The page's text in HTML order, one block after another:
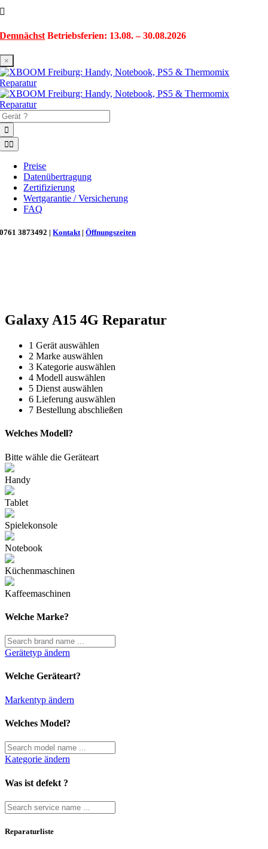
springen
Demnächst Betriebsferien: 13.08. – 30.08.2026
×
Toggle
Navigation
Preise
Datenübertragung
Zertifizierung
Wertgarantie / Versicherung
FAQ
0761 3873492 |Kontakt |Öffnungszeiten
Galaxy A15 4G Reparatur
1 Gerät auswählen
2 Marke auswählen
3 Kategorie auswählen
4 Modell auswählen
5 Dienst auswählen
6 Lieferung auswählen
7 Bestellung abschließen
Welches Modell?
Bitte wähle die Geräteart
Handy
Tablet
Spielekonsole
Notebook
Küchenmaschinen
Kaffeemaschinen
Welche Marke?
Gerätetyp ändern
Welche Geräteart?
Markentyp ändern
Welches Model?
Kategorie ändern
Was ist defekt ?
Reparaturliste